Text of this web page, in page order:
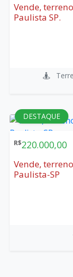
Vende,
Paulista SP.
DESTAQUE
R$220.000,00
Vende,
Paulista-SP